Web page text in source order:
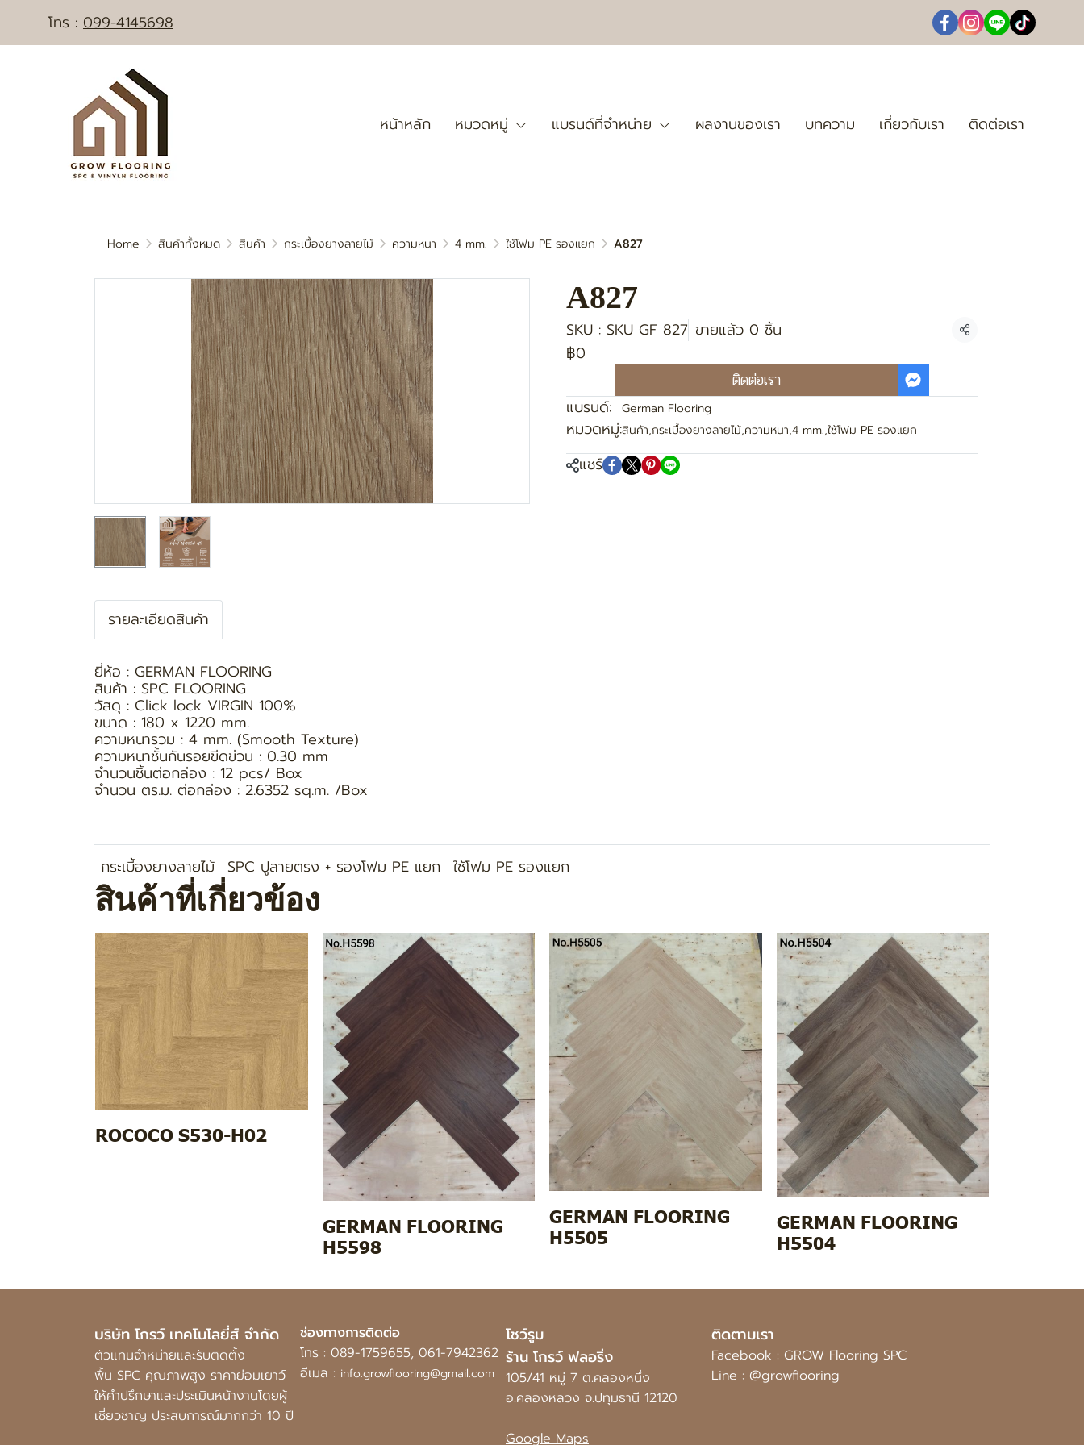
โทร : 099-4145698
หน้าหลัก หมวดหมู่ แบรนด์ที่จำหน่าย ผลงานของเรา บทความ เกี่ยวกับเรา ติดต่อเรา
Home สินค้าทั้งหมด สินค้า กระเบื้องยางลายไม้ ความหนา 4 mm. ใช้โฟม PE รองแยก A827
A827
SKU : SKU GF 827 ขายแล้ว 0 ชิ้น แชร์
฿0
ติดต่อเรา
แบรนด์:
German Flooring
หมวดหมู่:สินค้า,กระเบื้องยางลายไม้,ความหนา,4 mm.,ใช้โฟม PE รองแยก
แชร์
รายละเอียดสินค้า
ยี่ห้อ : GERMAN FLOORING
สินค้า : SPC FLOORING
วัสดุ : Click lock VIRGIN 100%
ขนาด : 180 x 1220 mm.
ความหนารวม : 4 mm. (Smooth Texture)
ความหนาชั้นกันรอยขีดข่วน : 0.30 mm
จำนวนชิ้นต่อกล่อง : 12 pcs/ Box
จำนวน ตร.ม. ต่อกล่อง : 2.6352 sq.m. /Box
กระเบื้องยางลายไม้ SPC ปูลายตรง + รองโฟม PE แยก ใช้โฟม PE รองแยก
สินค้าที่เกี่ยวข้อง
ROCOCO S530-H02
GERMAN FLOORING
H5598
GERMAN FLOORING
H5505
GERMAN FLOORING
H5504
บริษัท โกรว์ เทคโนโลยี่ส์ จำกัด
ตัวแทนจำหน่ายและรับติดตั้ง
พื้น SPC คุณภาพสูง ราคาย่อมเยาว์
ให้คำปรึกษาและประเมินหน้างานโดยผู้
เชี่ยวชาญ ประสบการณ์มากกว่า 10 ปี
ช่องทางการติดต่อ
โทร : 089-1759655, 061-7942362
อีเมล : info.growflooring@gmail.com
โชว์รูม
ร้าน โกรว์ ฟลอริ่ง
105/41 หมู่ 7 ต.คลองหนึ่ง
อ.คลองหลวง จ.ปทุมธานี 12120
Google Maps
ติดตามเรา
Facebook : GROW Flooring SPC
Line : @growflooring